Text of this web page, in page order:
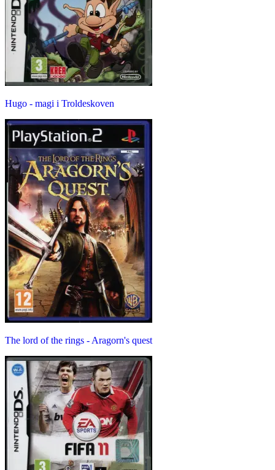
Hugo - magi i Troldeskoven
The lord of the rings - Aragorn's quest